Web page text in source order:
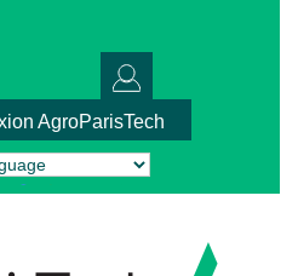
AgroParisTech
Translate